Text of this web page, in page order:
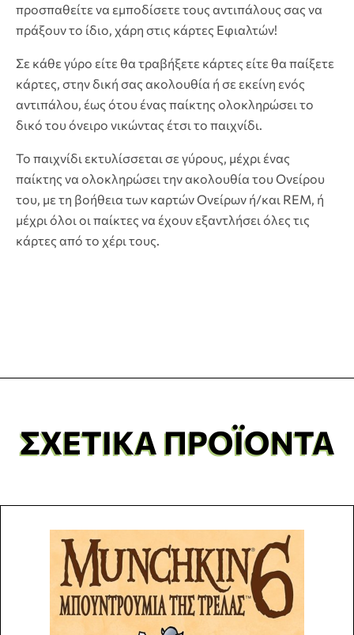
προσπαθείτε να εμποδίσετε τους αντιπάλους σας να
πράξουν το ίδιο, χάρη στις κάρτες Εφιαλτών!
Σε κάθε γύρο είτε θα τραβήξετε κάρτες είτε θα παίξετε
κάρτες, στην δική σας ακολουθία ή σε εκείνη ενός
αντιπάλου, έως ότου ένας παίκτης ολοκληρώσει το
δικό του όνειρο νικώντας έτσι το παιχνίδι.
Το παιχνίδι εκτυλίσσεται σε γύρους, μέχρι ένας
παίκτης να ολοκληρώσει την ακολουθία του Ονείρου
του, με τη βοήθεια των καρτών Ονείρων ή/και REM, ή
μέχρι όλοι οι παίκτες να έχουν εξαντλήσει όλες τις
κάρτες από το χέρι τους.
ΣΧΕΤΙΚΆ ΠΡΟΪΌΝΤΑ